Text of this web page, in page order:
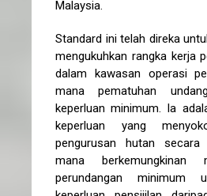
Malaysia.
Standard ini telah direka
mengukuhkan rangka kerja
dalam kawasan operasi
mana pematuhan
keperluan minimum. Ia
keperluan yang
pengurusan hutan secara
mana berkemungkinan
perundangan minimum